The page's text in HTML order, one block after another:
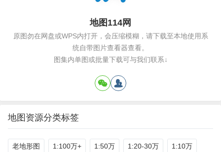
地图114网
原图勿在网盘或WPS内打开，会压缩模糊，请下载至本地使用系
统自带图片查看器查看。
图集内单图或批量下载可与我们联系↓
地图资源分类标签
老地形图 1:100万+ 1:50万 1:20-30万 1:10万